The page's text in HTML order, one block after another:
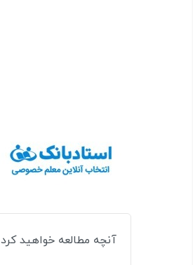
آنچه مطالعه خواهید کرد